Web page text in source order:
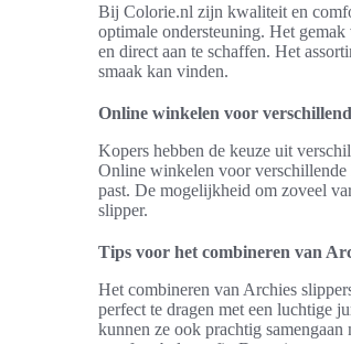
Bij Colorie.nl zijn kwaliteit en
optimale ondersteuning. Het
en direct aan te schaffen. Het
smaak kan vinden.
Online winkelen voor
Kopers hebben de keuze uit
Online winkelen voor verschillende
past. De mogelijkheid om zoveel
slipper.
Tips voor het combineren van
Het combineren van Archies
perfect te dragen met een luchtige
kunnen ze ook prachtig